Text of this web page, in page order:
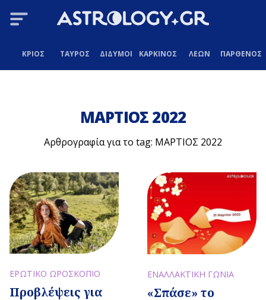
ΚΡΙΟΣ ΤΑΥΡΟΣ ΔΙΔΥΜΟΙ ΚΑΡΚΙΝΟΣ ΛΕΩΝ ΠΑΡΘΕΝΟΣ
ΜΑΡΤΙΟΣ 2022
Αρθρογραφία για το tag: ΜΑΡΤΙΟΣ 2022
ΕΡΩΤΙΚΟ ΩΡΟΣΚΟΠΙΟ
Προβλέψεις για
ΕΝΑΛΛΑΚΤΙΚΗ ΓΩΝΙΑ
«Σπάσε» το